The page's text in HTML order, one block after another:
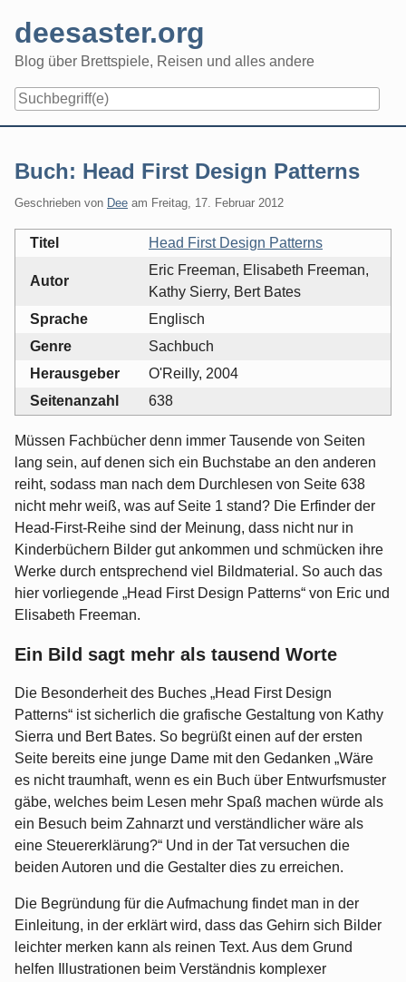
content
deesaster.org
Blog über Brettspiele, Reisen und alles andere
Buch: Head First Design Patterns
Geschrieben von Dee am Freitag, 17. Februar 2012
Titel Head First Design Patterns
Autor
Eric Freeman, Elisabeth Freeman,
Kathy Sierry, Bert Bates
Sprache
Englisch
Genre
Sachbuch
Herausgeber
O'Reilly, 2004
Seitenanzahl
638
Müssen Fachbücher denn immer Tausende von Seiten
lang sein, auf denen sich ein Buchstabe an den anderen
reiht, sodass man nach dem Durchlesen von Seite 638
nicht mehr weiß, was auf Seite 1 stand? Die Erfinder der
Head-First-Reihe sind der Meinung, dass nicht nur in
Kinderbüchern Bilder gut ankommen und schmücken ihre
Werke durch entsprechend viel Bildmaterial. So auch das
hier vorliegende „Head First Design Patterns“ von Eric und
Elisabeth Freeman.
Ein Bild sagt mehr als tausend Worte
Die Besonderheit des Buches „Head First Design
Patterns“ ist sicherlich die grafische Gestaltung von Kathy
Sierra und Bert Bates. So begrüßt einen auf der ersten
Seite bereits eine junge Dame mit den Gedanken „Wäre
es nicht traumhaft, wenn es ein Buch über Entwurfsmuster
gäbe, welches beim Lesen mehr Spaß machen würde als
ein Besuch beim Zahnarzt und verständlicher wäre als
eine Steuererklärung?“ Und in der Tat versuchen die
beiden Autoren und die Gestalter dies zu erreichen.
Die Begründung für die Aufmachung findet man in der
Einleitung, in der erklärt wird, dass das Gehirn sich Bilder
leichter merken kann als reinen Text. Aus dem Grund
helfen Illustrationen beim Verständnis komplexer